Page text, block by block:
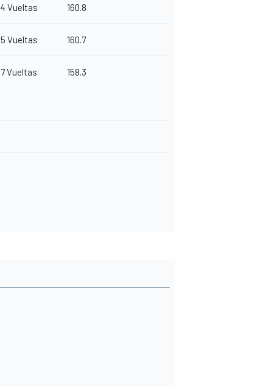
4 Vueltas 160.8
5 Vueltas 160.7
7 Vueltas 158.3